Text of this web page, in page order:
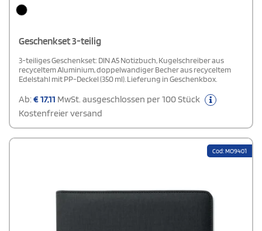
Geschenkset 3-teilig
3-teiliges Geschenkset: DIN A5 Notizbuch, Kugelschreiber aus
recyceltem Aluminium, doppelwandiger Becher aus recyceltem
Edelstahl mit PP-Deckel (350 ml). Lieferung in Geschenkbox.
Ab:€17,11 MwSt. ausgeschlossen per 100 Stück
Kostenfreier versand
Cod: MO9401